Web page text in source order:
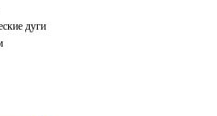
дуги